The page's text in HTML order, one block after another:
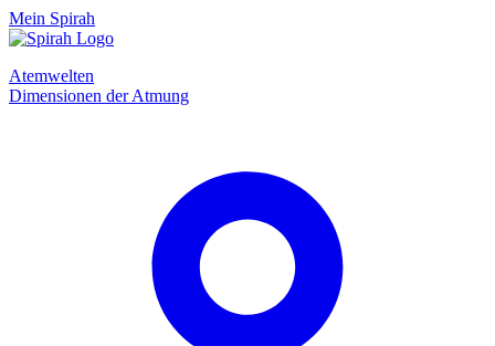
Mein Spirah
Atemwelten
Dimensionen der Atmung